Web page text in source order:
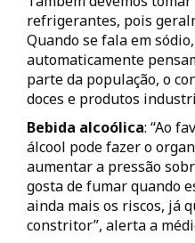
refrigerantes, pois
Quando se fala em
automaticamente
parte da população, o
doces e produtos
Bebida alcoólica: “Ao
álcool pode fazer o
aumentar a pressão
gosta de fumar quando
ainda mais os riscos, já
constritor”, alerta a